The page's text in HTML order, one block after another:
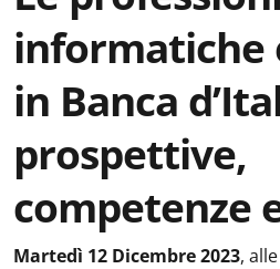
informatiche
in Banca
prospettive,
competenze
Martedì 12 Dicembre 2023,